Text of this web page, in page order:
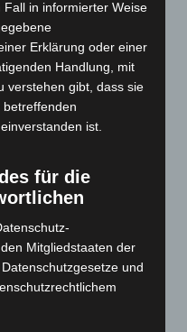
in informierter Weise
Erklärung oder einer
Handlung, mit
verstehen gibt, dass sie
betreffenden
ist.
für die
Mitgliedstaaten der
und